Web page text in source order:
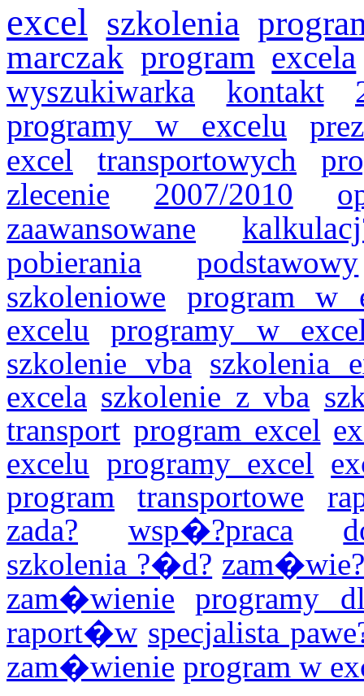
excel szkolenia
marczak program excela
wyszukiwarka kontakt
programy w excelu
excel
transportowych
zlecenie
2007/2010
zaawansowane
pobierania
podstawowy
szkoleniowe
program w
excelu
programy w
szkolenie vba szkolenia
excela szkolenie z vba
transport program excel
excelu programy excel
program
transportowe
zada? wsp�?praca
szkolenia ?�d?
zam�wienie programy
raport�w specjalista
zam�wienie program w